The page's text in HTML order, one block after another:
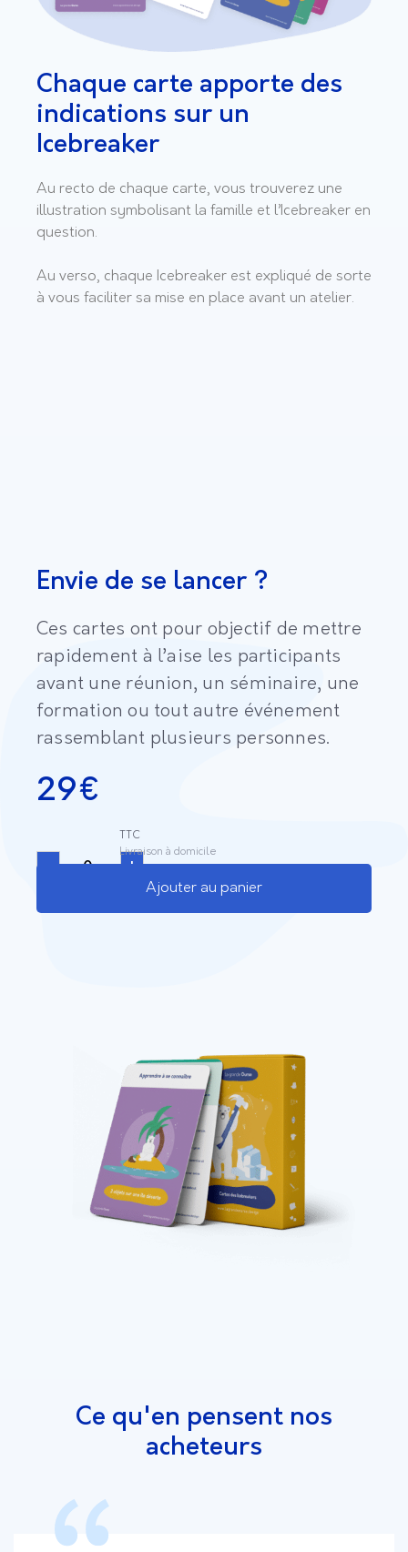
Chaque carte apporte des
indications sur un
Icebreaker
Au recto de chaque carte, vous trouverez une
illustration symbolisant la famille et l’Icebreaker en
question.
Au verso, chaque Icebreaker est expliqué de sorte
à vous faciliter sa mise en place avant un atelier.
Envie de se lancer ?
Ces cartes ont pour objectif de mettre
rapidement à l’aise les participants
avant une réunion, un séminaire, une
formation ou tout autre événement
rassemblant plusieurs personnes.
29€
TTC
Livraison à domicile
+
Ajouter au panier
Ce qu'en pensent nos
acheteurs